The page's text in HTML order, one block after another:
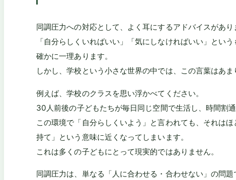
同調圧力への対応として、よく耳にするアドバイスがあり
「自分らしくいればいい」「気にしなければいい」という
確かに一理あります。
しかし、学校という小さな世界の中では、この言葉はあま
例えば、学校のクラスを思い浮かべてください。
30人前後の子どもたちが毎日同じ空間で生活し、時間割通
この環境で「自分らしくいよう」と言われても、それは
持て」という意味に近くなってしまいます。
これは多くの子どもにとって現実的ではありません。
同調圧力は、単なる「人に合わせる・合わせない」の問題